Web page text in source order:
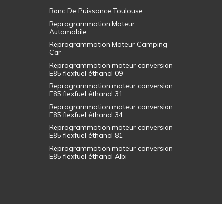
Banc De Puissance Toulouse
Reprogrammation Moteur
Automobile
Reprogrammation Moteur Camping-
Car
Reprogrammation moteur conversion
E85 flexfuel éthanol 09
Reprogrammation moteur conversion
E85 flexfuel éthanol 31
Reprogrammation moteur conversion
E85 flexfuel éthanol 34
Reprogrammation moteur conversion
E85 flexfuel éthanol 81
Reprogrammation moteur conversion
E85 flexfuel éthanol Albi